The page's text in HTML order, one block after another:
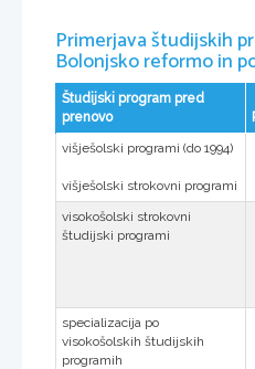
Primerjava študijskih
Bolonjsko reformo in
Študijski program pred
prenovo
višješolski programi (do 1994)
višješolski strokovni programi
visokošolski strokovni
študijski programi
specializacija po
visokošolskih študijskih
programih